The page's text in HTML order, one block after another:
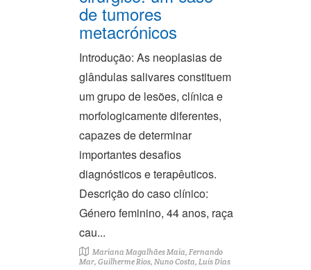
de tumores
metacrónicos
Introdução: As neoplasias de
glândulas salivares constituem
um grupo de lesões, clínica e
morfologicamente diferentes,
capazes de determinar
importantes desafios
diagnósticos e terapêuticos.
Descrição do caso clínico:
Género feminino, 44 anos, raça
cau...
Mariana Magalhães Maia, Fernando
Mar, Guilherme Rios, Nuno Costa, Luís Dias